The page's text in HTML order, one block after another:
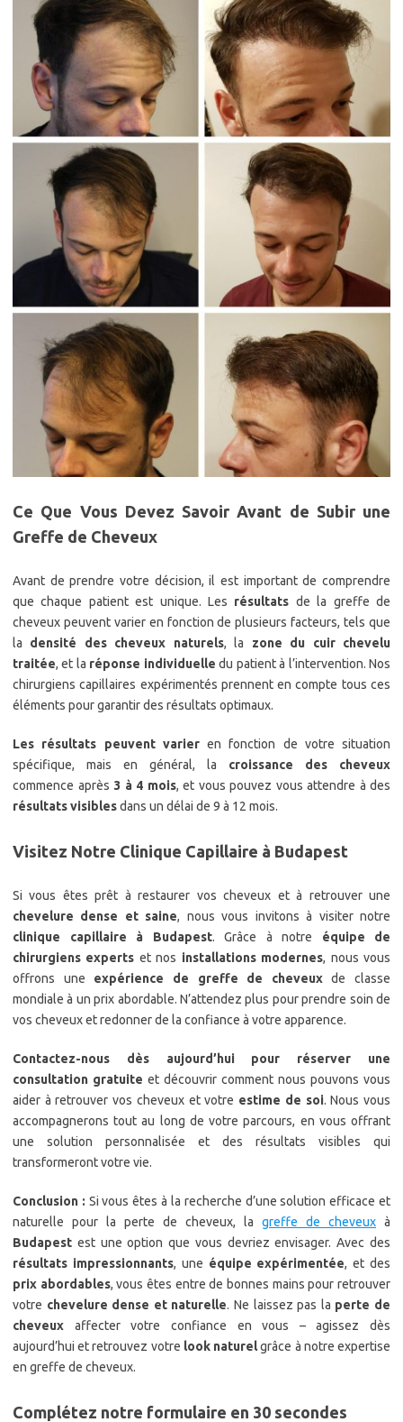
Ce Que Vous Devez Savoir Avant de Subir une
Greffe de Cheveux
Avant de prendre votre décision, il est important de comprendre
que chaque patient est unique. Les résultats de la greffe de
cheveux peuvent varier en fonction de plusieurs facteurs, tels que
la densité des cheveux naturels, la zone du cuir chevelu
traitée, et la réponse individuelle du patient à l’intervention. Nos
chirurgiens capillaires expérimentés prennent en compte tous ces
éléments pour garantir des résultats optimaux.
Les résultats peuvent varieren fonction de votre situation
spécifique, mais en général, la croissance des cheveux
commence après 3 à 4 mois, et vous pouvez vous attendre à des
résultats visiblesdans un délai de 9 à 12 mois.
Visitez Notre Clinique Capillaire à Budapest
Si vous êtes prêt à restaurer vos cheveux et à retrouver une
chevelure dense et saine, nous vous invitons à visiter notre
clinique capillaire à Budapest. Grâce à notre équipe de
chirurgiens experts et nos installations modernes, nous vous
offrons une expérience de greffe de cheveuxde classe
mondiale à un prix abordable. N’attendez plus pour prendre soin de
vos cheveux et redonner de la confiance à votre apparence.
Contactez-nous dès aujourd’hui pour réserver une
consultation gratuite et découvrir comment nous pouvons vous
aider à retrouver vos cheveux et votre estime de soi. Nous vous
accompagnerons tout au long de votre parcours, en vous offrant
une solution personnalisée et des résultats visibles qui
transformeront votre vie.
Conclusion : Si vous êtes à la recherche d’une solution efficace et
naturelle pour la perte de cheveux, la greffe de cheveux à
Budapest est une option que vous devriez envisager. Avec des
résultats impressionnants, une équipe expérimentée, et des
prix abordables, vous êtes entre de bonnes mains pour retrouver
votre chevelure dense et naturelle. Ne laissez pas la perte de
cheveux affecter votre confiance en vous – agissez dès
aujourd’hui et retrouvez votre look naturelgrâce à notre expertise
en greffe de cheveux.
Complétez notre formulaire en 30 secondes